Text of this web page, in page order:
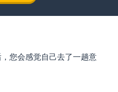
您会感觉自己去了一趟意